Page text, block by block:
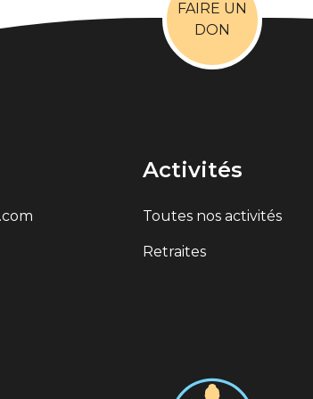
FAIRE UN
DON
Activités
Toutes nos activités
Retraites